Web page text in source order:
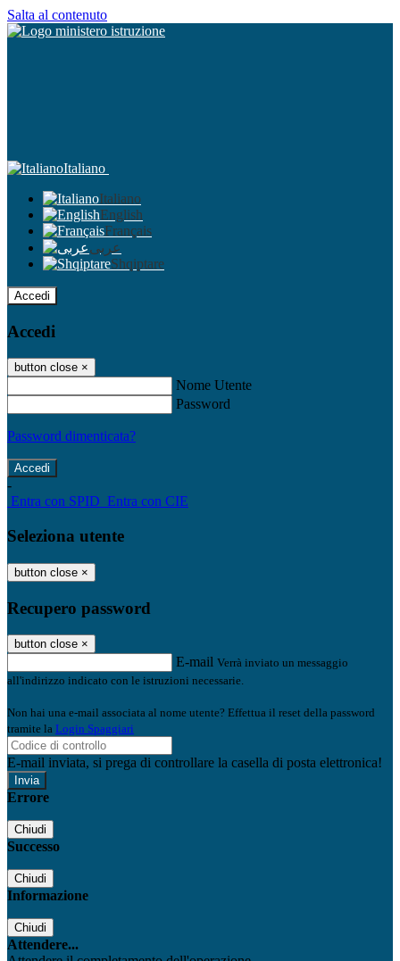
Salta al contenuto
Italiano
Italiano
English
Français
عربى
Shqiptare
Accedi
Accedi
button close ×
Nome Utente
Password
Password dimenticata?
-
Entra con SPID Entra con CIE
Seleziona utente
button close ×
Recupero password
button close ×
E-mail Verrà inviato un messaggio
all'indirizzo indicato con le istruzioni necessarie.
Non hai una e-mail associata al nome utente? Effettua il reset della password
tramite la Login Spaggiari
E-mail inviata, si prega di controllare la casella di posta elettronica!
Errore
Chiudi
Successo
Chiudi
Informazione
Chiudi
Attendere...